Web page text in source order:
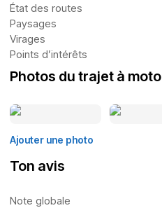
État des routes
Paysages
Virages
Points d’intérêts
Photos du trajet à moto
Ajouter une photo
Ton avis
Note globale